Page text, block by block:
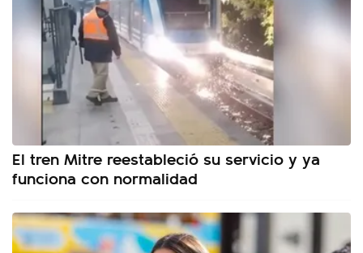
El tren Mitre reestableció su servicio y ya
funciona con normalidad